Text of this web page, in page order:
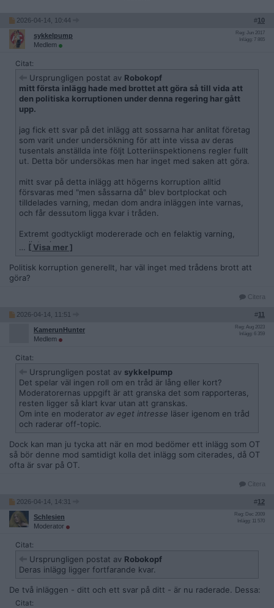
2026-04-14, 10:44 #10
sykkelpump
Medlem
Reg: Jun 2017
Inlägg: 7 865
Citat:
Ursprungligen postat av Robokopf
mitt första inlägg hade med brottet att göra så till vida att
den politiska korruptionen under denna regering har gått
upp.
jag fick ett svar på det inlägg att sossarna har anlitat företag
som varit under undersökning för att inte vissa av deras
tusentals anställda inte följt Lotteriinspektionens regler fullt
ut. Detta bör undersökas men har inget med saken att göra.
mitt svar på detta inlägg att högerns korruption alltid
försvaras med "men såssarna då" blev bortplockat och
tilldelades varning, medan dom andra inläggen inte varnas,
och får dessutom ligga kvar i tråden.
Extremt godtyckligt modererade och en felaktig varning,
enligt mig.
Eftersom inlägg som är mer off topic inte ens plockas bort
från tråden
… [ Visa mer ]
Politisk korruption generellt, har väl inget med trådens brott att
göra?
Citera
2026-04-14, 11:51 #11
KamerunHunter
Medlem
Reg: Aug 2023
Inlägg: 6 359
Citat:
Ursprungligen postat av sykkelpump
Det spelar väl ingen roll om en tråd är lång eller kort?
Moderatorernas uppgift är att granska det som rapporteras,
resten ligger så klart kvar utan att granskas.
Om inte en moderator av eget intresse läser igenom en tråd
och raderar off-topic.
Dock kan man ju tycka att när en mod bedömer ett inlägg som OT
så bör denne mod samtidigt kolla det inlägg som citerades, då OT
ofta är svar på OT.
Citera
2026-04-14, 14:31 #12
Schlesien
Moderator
Reg: Dec 2009
Inlägg: 11 570
Citat:
Ursprungligen postat av Robokopf
Deras inlägg ligger fortfarande kvar.
De två inläggen - ditt och ett svar på ditt - är nu raderade. Dessa:
Citat: